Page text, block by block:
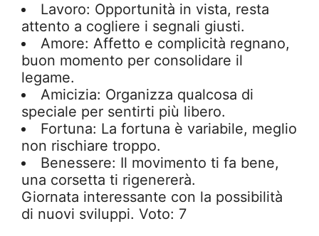
Lavoro: Opportunità in vista, resta
attento a cogliere i segnali giusti.
Amore: Affetto e complicità regnano,
buon momento per consolidare il
legame.
Amicizia: Organizza qualcosa di
speciale per sentirti più libero.
Fortuna: La fortuna è variabile, meglio
non rischiare troppo.
Benessere: Il movimento ti fa bene,
una corsetta ti rigenererà.
Giornata interessante con la possibilità
di nuovi sviluppi. Voto: 7